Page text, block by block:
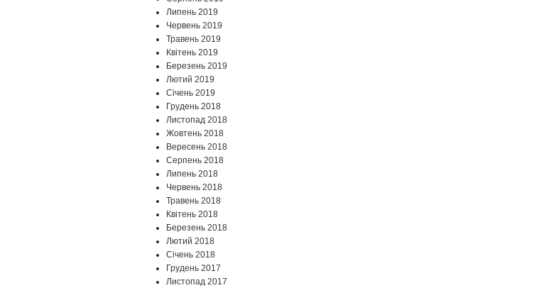
Липень 2019
Червень 2019
Травень 2019
Квітень 2019
Березень 2019
Лютий 2019
Січень 2019
Грудень 2018
Листопад 2018
Жовтень 2018
Вересень 2018
Серпень 2018
Липень 2018
Червень 2018
Травень 2018
Квітень 2018
Березень 2018
Лютий 2018
Січень 2018
Грудень 2017
Листопад 2017